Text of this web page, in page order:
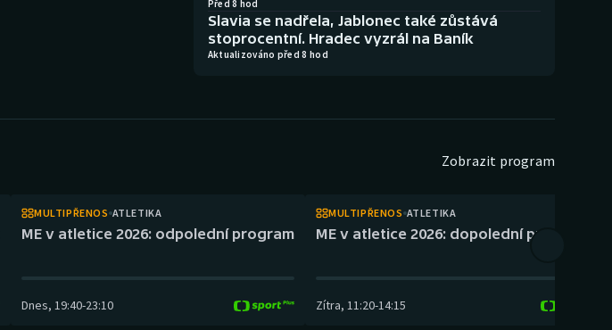
Před 8 hod
Slavia se nadřela, Jablonec také zůstává
stoprocentní. Hradec vyzrál na Baník
Aktualizováno před 8 hod
Zobrazit program
MULTIPŘENOS ATLETIKA
ME v atletice 2026: odpolední program
Dnes, 19:40-23:10
MULTIPŘENOS ATLETIKA
ME v atletice 2026: dopolední program
Zítra, 11:20-14:15